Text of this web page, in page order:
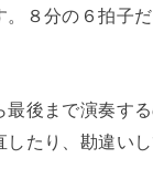
。８分の６拍子
最後まで演奏す
たり、勘違い